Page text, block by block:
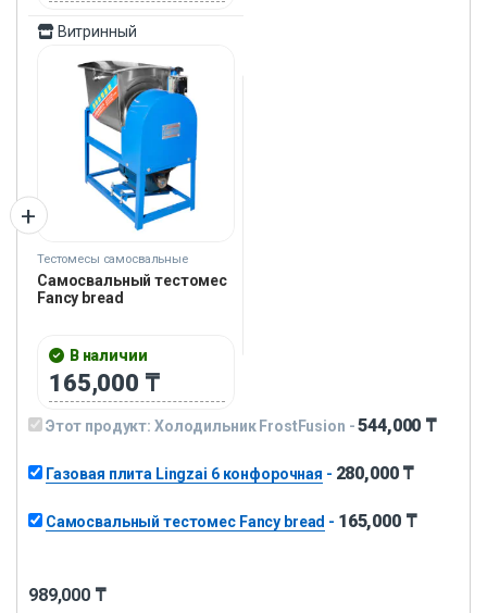
Витринный
Тестомесы самосвальные
Самосвальный тестомес
Fancy bread
В наличии
165,000 ₸
Этот продукт: Холодильник FrostFusion -544,000 ₸
Газовая плита Lingzai 6 конфорочная - 280,000 ₸
Самосвальный тестомес Fancy bread - 165,000 ₸
989,000 ₸